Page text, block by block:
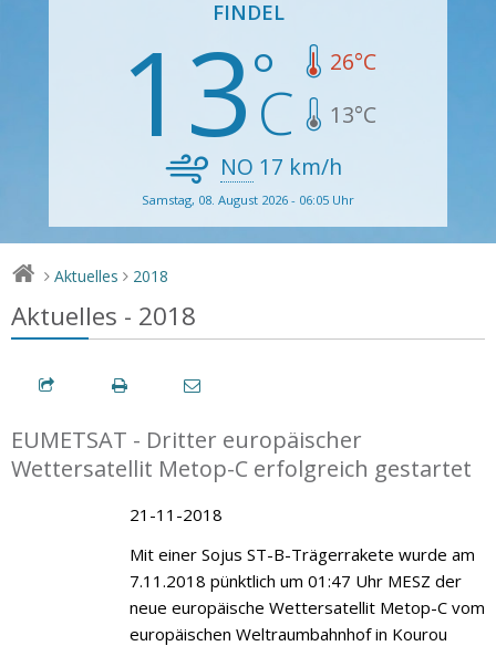
FINDEL
13 26°C
13°C
NO 17 km/h
Samstag, 08. August 2026 - 06:05 Uhr
> Aktuelles > 2018
Aktuelles - 2018
EUMETSAT - Dritter europäischer
Wettersatellit Metop-C erfolgreich gestartet
21-11-2018
Mit einer Sojus ST-B-Trägerrakete wurde am
7.11.2018 pünktlich um 01:47 Uhr MESZ der
neue europäische Wettersatellit Metop-C vom
europäischen Weltraumbahnhof in Kourou